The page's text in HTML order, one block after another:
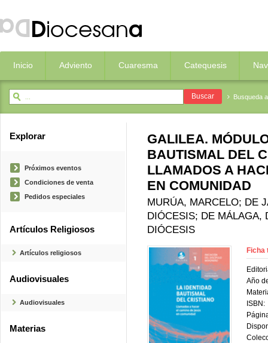
Inicio Adviento Cuaresma Catequesis
Busqueda
Explorar
Próximos eventos
Condiciones de venta
Pedidos especiales
Artículos Religiosos
Artículos religiosos
Audiovisuales
Audiovisuales
Materias
GALILEA.
BAUTISMAL DEL
LLAMADOS A
EN COMUNIDAD
MURÚA, MARCELO; DE
DIÓCESIS; DE MÁLAGA,
DIÓCESIS
Ficha
Año
ISBN: